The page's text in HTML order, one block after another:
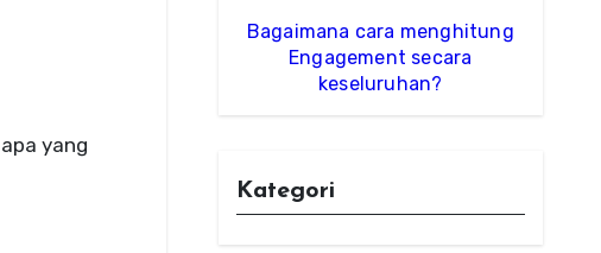
yang
Bagaimana cara menghitung
Engagement secara
keseluruhan?
Kategori